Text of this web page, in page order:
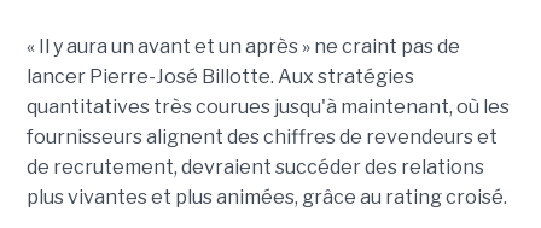
« Il y aura un avant et un après » ne craint pas de
lancer Pierre-José Billotte. Aux stratégies
quantitatives très courues jusqu'à maintenant, où les
fournisseurs alignent des chiffres de revendeurs et
de recrutement, devraient succéder des relations
plus vivantes et plus animées, grâce au rating croisé.